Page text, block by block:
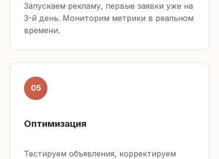
Запускаем рекламу, первые заявки уже на
3-й день. Мониторим метрики в реальном
времени.
05
Оптимизация
Тестируем объявления, корректируем